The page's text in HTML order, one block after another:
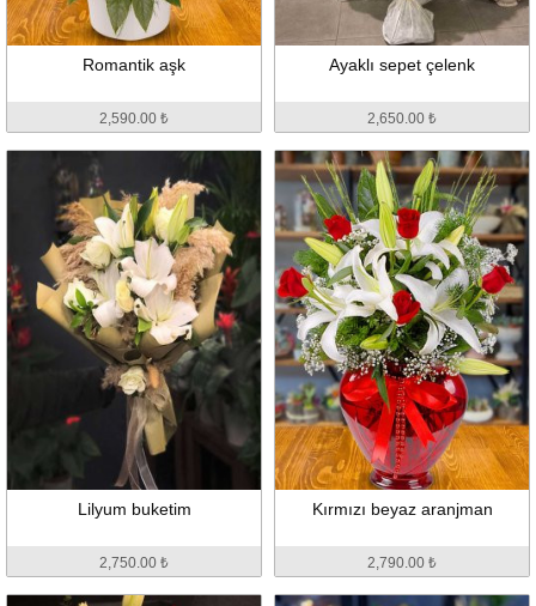
Romantik aşk
2,590.00 ₺
Ayaklı sepet çelenk
2,650.00 ₺
Lilyum buketim
2,750.00 ₺
Kırmızı beyaz aranjman
2,790.00 ₺